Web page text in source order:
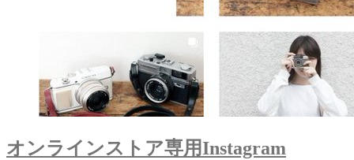
オンラインストア専用Instagram